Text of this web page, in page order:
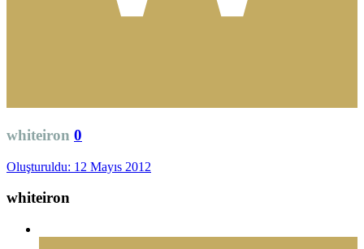
whiteiron 0
Oluşturuldu: 12 Mayıs 2012
whiteiron